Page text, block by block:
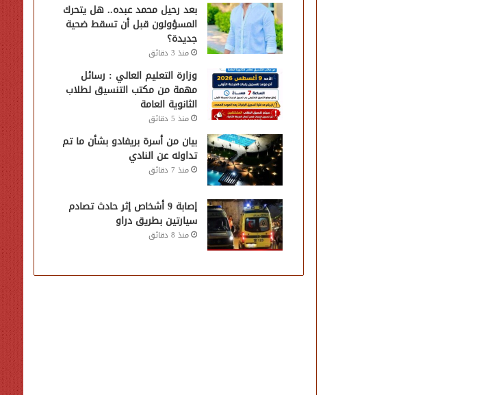
بعد رحيل محمد عبده.. هل يتحرك
المسؤولون قبل أن تسقط ضحية
جديدة؟
منذ 3 دقائق
وزارة التعليم العالي : رسائل
مهمة من مكتب التنسيق لطلاب
الثانوية العامة
منذ 5 دقائق
بيان من أسرة بريفادو بشأن ما تم
تداوله عن النادي
منذ 7 دقائق
إصابة 9 أشخاص إثر حادث تصادم
سيارتين بطريق دراو
منذ 8 دقائق